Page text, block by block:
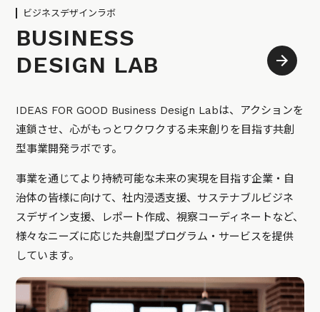
ビジネスデザインラボ
BUSINESS
DESIGN LAB
IDEAS FOR GOOD Business Design Labは、アクションを
連鎖させ、心がもっとワクワクする未来創りを目指す共創
型事業開発ラボです。
事業を通じてより持続可能な未来の実現を目指す企業・自
治体の皆様に向けて、社内浸透支援、サステナブルビジネ
スデザイン支援、レポート作成、視察コーディネートなど、
様々なニーズに応じた共創型プログラム・サービスを提供
しています。